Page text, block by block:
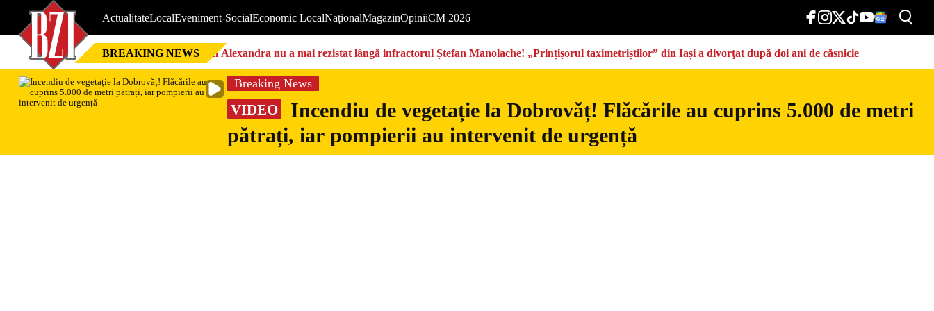
ActualitateLocalEveniment-SocialEconomic LocalNaționalMagazinOpiniiCM 2026
BREAKING NEWS Nici Alexandra nu a mai rezistat lângă infractorul Ștefan Manolache! „Prințișorul taximetriștilor” din Iași a divorţat după doi ani de căsnicie
Breaking News
VIDEO
Incendiu de vegetație la Dobrovăț! Flăcările au cuprins 5.000 de metri
pătrați, iar pompierii au intervenit de urgență